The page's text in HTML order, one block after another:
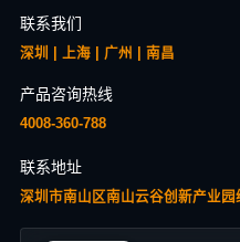
联系我们
深圳 | 上海 | 广州 | 南昌
产品咨询热线
4008-360-788
联系地址
深圳市南山区南山云谷创新产业园